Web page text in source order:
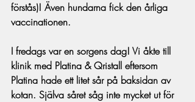
förstås)! Även hundarna fick den årliga
vaccinationen.
I fredags var en sorgens dag! Vi åkte till
klinik med Platina & Qristall eftersom
Platina hade ett litet sår på baksidan av
kotan. Själva såret såg inte mycket ut för